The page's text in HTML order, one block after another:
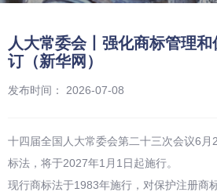
人大常委会丨强化商标管理
订（新华网）
发布时间： 2026-07-08
十四届全国人大常委会第二十三次会议6
标法，将于2027年1月1日起施行。
现行商标法于1983年施行，对保护注册商